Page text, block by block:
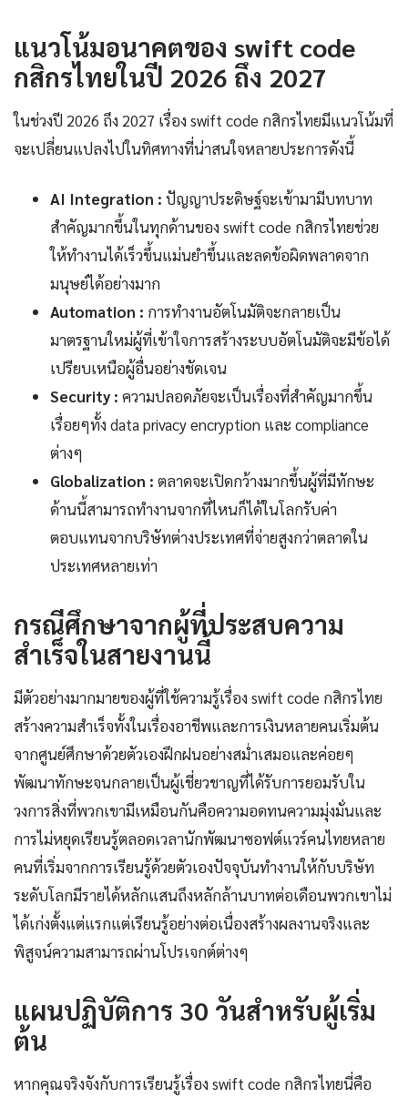
แนวโน้มอนาคตของ swift code
กสิกรไทยในปี 2026 ถึง 2027
ในช่วงปี 2026 ถึง 2027 เรื่อง swift code กสิกรไทยมีแนวโน้มที่
จะเปลี่ยนแปลงไปในทิศทางที่น่าสนใจหลายประการดังนี้
AI Integration : ปัญญาประดิษฐ์จะเข้ามามีบทบาท
สำคัญมากขึ้นในทุกด้านของ swift code กสิกรไทยช่วย
ให้ทำงานได้เร็วขึ้นแม่นยำขึ้นและลดข้อผิดพลาดจาก
มนุษย์ได้อย่างมาก
Automation : การทำงานอัตโนมัติจะกลายเป็น
มาตรฐานใหม่ผู้ที่เข้าใจการสร้างระบบอัตโนมัติจะมีข้อได้
เปรียบเหนือผู้อื่นอย่างชัดเจน
Security : ความปลอดภัยจะเป็นเรื่องที่สำคัญมากขึ้น
เรื่อยๆทั้ง data privacy encryption และ compliance
ต่างๆ
Globalization : ตลาดจะเปิดกว้างมากขึ้นผู้ที่มีทักษะ
ด้านนี้สามารถทำงานจากที่ไหนก็ได้ในโลกรับค่า
ตอบแทนจากบริษัทต่างประเทศที่จ่ายสูงกว่าตลาดใน
ประเทศหลายเท่า
กรณีศึกษาจากผู้ที่ประสบความ
สำเร็จในสายงานนี้
มีตัวอย่างมากมายของผู้ที่ใช้ความรู้เรื่อง swift code กสิกรไทย
สร้างความสำเร็จทั้งในเรื่องอาชีพและการเงินหลายคนเริ่มต้น
จากศูนย์ศึกษาด้วยตัวเองฝึกฝนอย่างสม่ำเสมอและค่อยๆ
พัฒนาทักษะจนกลายเป็นผู้เชี่ยวชาญที่ได้รับการยอมรับใน
วงการสิ่งที่พวกเขามีเหมือนกันคือความอดทนความมุ่งมั่นและ
การไม่หยุดเรียนรู้ตลอดเวลานักพัฒนาซอฟต์แวร์คนไทยหลาย
คนที่เริ่มจากการเรียนรู้ด้วยตัวเองปัจจุบันทำงานให้กับบริษัท
ระดับโลกมีรายได้หลักแสนถึงหลักล้านบาทต่อเดือนพวกเขาไม่
ได้เก่งตั้งแต่แรกแต่เรียนรู้อย่างต่อเนื่องสร้างผลงานจริงและ
พิสูจน์ความสามารถผ่านโปรเจกต์ต่างๆ
แผนปฏิบัติการ 30 วันสำหรับผู้เริ่ม
ต้น
หากคุณจริงจังกับการเรียนรู้เรื่อง swift code กสิกรไทยนี่คือ